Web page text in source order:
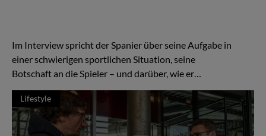
Im Interview spricht der Spanier über seine Aufgabe in
einer schwierigen sportlichen Situation, seine
Botschaft an die Spieler – und darüber, wie er…
Lifestyle